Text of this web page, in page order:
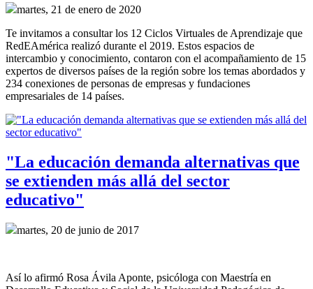
martes, 21 de enero de 2020
Te invitamos a consultar los 12 Ciclos Virtuales de Aprendizaje que
RedEAmérica realizó durante el 2019. Estos espacios de
intercambio y conocimiento, contaron con el acompañamiento de 15
expertos de diversos países de la región sobre los temas abordados y
234 conexiones de personas de empresas y fundaciones
empresariales de 14 países.
"La educación demanda alternativas que
se extienden más allá del sector
educativo"
martes, 20 de junio de 2017
Así lo afirmó Rosa Ávila Aponte, psicóloga con Maestría en